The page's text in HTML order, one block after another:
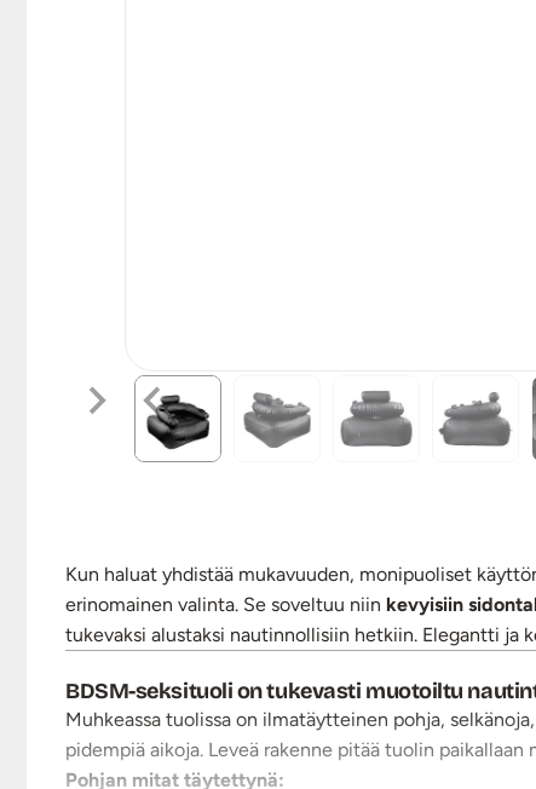
Kun haluat yhdistää mukavuuden, monipuoliset
erinomainen valinta. Se soveltuu niin kevyisiin
tukevaksi alustaksi nautinnollisiin hetkiin. Elegantti ja
BDSM-seksituoli on tukevasti muotoiltu
Muhkeassa tuolissa on ilmatäytteinen pohja,
pidempiä aikoja. Leveä rakenne pitää tuolin paikallaan
Pohjan mitat täytettynä: